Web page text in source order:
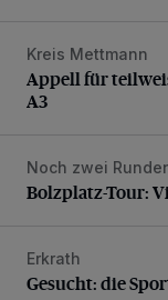
Appell für
Kreis Mettmann
Appell für
A3
Bolzplatz-Tour:
Noch zwei
Bolzplatz-Tour:
Gesucht: die
Erkrath
Gesucht: die